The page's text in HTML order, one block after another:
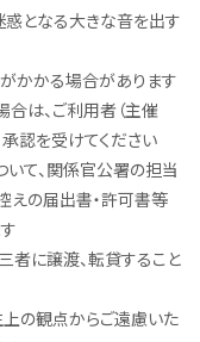
となる大きな音を出す
かかる場合があります
は、ご利用者（主催
認を受けてください
いて、関係官公署の担当
えの届出書・許可書等
に譲渡、転貸すること
の観点からご遠慮いた